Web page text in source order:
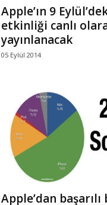
Apple’ın 9
etkinliği canlı
yayınlanacak
05 Eylül 2014
Apple’dan